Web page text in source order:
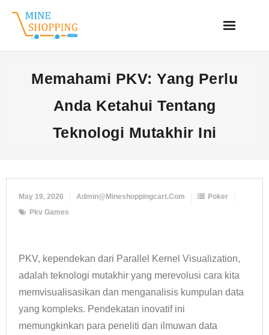
content
Memahami PKV: Yang Perlu
Anda Ketahui Tentang
Teknologi Mutakhir Ini
May 19, 2026 Admin@mineshoppingcart.com
Poker
Pkv Games
PKV, kependekan dari Parallel Kernel Visualization,
adalah teknologi mutakhir yang merevolusi cara kita
memvisualisasikan dan menganalisis kumpulan data
yang kompleks. Pendekatan inovatif ini
memungkinkan para peneliti dan ilmuwan data